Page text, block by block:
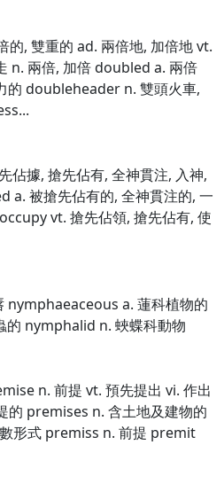
的, 雙重的 ad. 兩倍地, 加倍地 vt.
n. 兩倍, 加倍 doubled a. 兩倍
的 doubleheader n. 雙頭火車,
據, 搶先佔有, 全神貫注, 入神,
a. 被搶先佔有的, 全神貫注的, 一
vt. 搶先佔領, 搶先佔有, 使
nymphaeaceous a. 蓮科植物的
的 nymphalid n. 蛺蝶科動物
n. 前提 vt. 預先提出 vi. 作出
的 premises n. 含土地及建物的
形式 premiss n. 前提 premit